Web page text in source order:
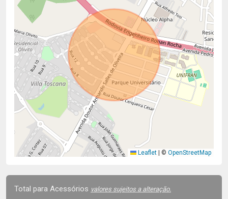
Leaflet © OpenStreetMap
Total para Acessórios valores sujeitos a alteração.